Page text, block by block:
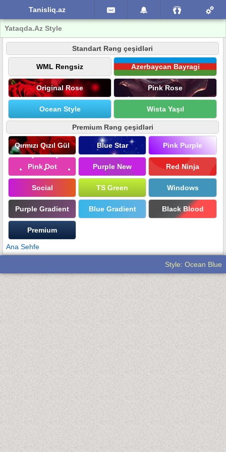
Tanisliq.az
Yataqda.Az Style
Standart Rəng çeşidləri
WML Rengsiz Azerbaycan Bayragi
Original Rose Pink Rose
Ocean Style Wista Yaşıl
Premium Rəng çeşidləri
Qırmızı Qızıl Gül Blue Star Pink Purple
Pink Dot Purple New Red Ninja
Social TS Green Windows
Purple Gradient Blue Gradient Black Blood
Premium
Ana Sehfe
Style: Ocean Blue